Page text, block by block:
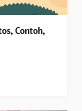
Contoh,